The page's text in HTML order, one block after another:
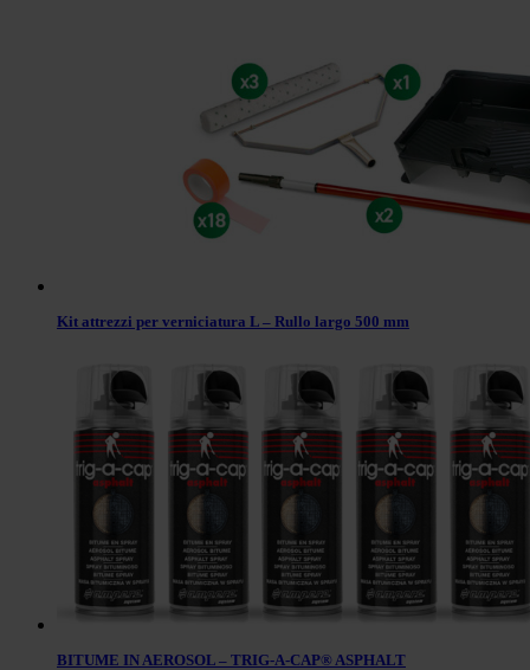
Kit attrezzi per verniciatura L – Rullo largo 500 mm
BITUME IN AEROSOL – TRIG-A-CAP® ASPHALT